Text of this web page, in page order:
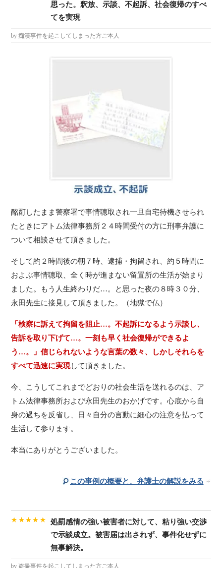
思った。釈放、示談、不起訴、社会復帰のすべ
てを実現
by 痴漢事件を起こしてしまった方ご本人
酩酊したまま警察署で事情聴取され一旦自宅待機させられ
たときにアトム法律事務所２４時間受付の方に刑事弁護に
ついて相談させて頂きました。
そして約２時間後の朝７時、逮捕・拘留され、約５時間に
およぶ事情聴取、全く時が進まない留置所の生活が始まり
ました。もう人生終わりだ…。と思った夜の８時３０分、
永田先生に接見して頂きました。（地獄で仏）
「検察に訴えて拘留を阻止…。不起訴になるよう示談し、
告訴を取り下げて…。一刻も早く社会復帰ができるよ
う…。」信じられないような言葉の数々、しかしそれらを
すべて迅速に実現して頂きました。
今、こうしてこれまでどおりの社会生活を送れるのは、ア
トム法律事務所および永田先生のおかげです。心底から自
身の過ちを反省し、日々自分の言動に細心の注意を払って
生活して参ります。
本当にありがとうございました。
この事例の概要と、弁護士の解説をみる
処罰感情の強い被害者に対して、粘り強い交渉
で示談成立。被害届は出されず、事件化せずに
無事解決。
by 盗撮事件を起こしてしまった方ご本人
★★★★★